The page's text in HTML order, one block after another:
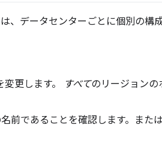
、データセンターごとに個別の構
更します。 すべてのリージョンの
前であることを確認します。また